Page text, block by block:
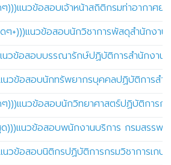
แนวข้อสอบเจ้าหน้าสถิติกรมท่าอากาศยา
+)))แนวข้อสอบนักวิชาการพัสดุสำนักงาน
วข้อสอบบรรณารักษ์ปฏิบัติการสำนักงานเ
วข้อสอบนักทรัพยากรบุคคลปฏิบัติการสำนั
)))แนวข้อสอบนักวิทยาศาสตร์ปฏิบัติการก
แนวข้อสอบพนักงานบริการ กรมสรรพาวุ
วข้อสอบนิติกรปฏิบัติการกรมวิชาการเกษ